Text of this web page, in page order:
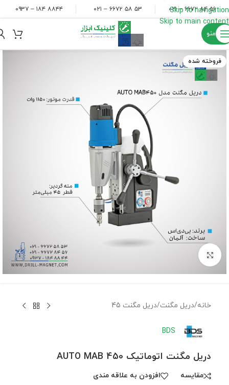
Skip to navigation
Skip to main content
۵۶ ۸۴ ۶۶۷۲ – ۰۲۱ ۵۳ ۵۸ ۶۶۷۲ – ۰۲۱ ۸۸۴۴ ۱۸۴ – ۰۹۳۷
منو
فروخته شده
برای بزرگنمایی کلیک کنید
خانه/دریل مگنت/دریل مگنت 45
BDS
دریل مگنت اتوماتیک AUTO MAB 450
مقايسه افزودن به علاقه مندی